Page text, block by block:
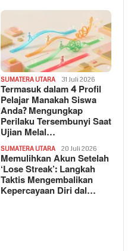
SUMATERA UTARA 31 Juli 2026
Termasuk dalam 4 Profil
Pelajar Manakah Siswa
Anda? Mengungkap
Perilaku Tersembunyi Saat
Ujian Melal…
SUMATERA UTARA 20 Juli 2026
Memulihkan Akun Setelah
‘Lose Streak’: Langkah
Taktis Mengembalikan
Kepercayaan Diri dal…